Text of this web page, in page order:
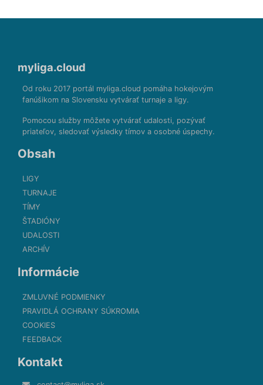
myliga.cloud
Od roku 2017 portál myliga.cloud pomáha hokejovým
fanúšikom na Slovensku vytvárať turnaje a ligy.
Pomocou služby môžete vytvárať udalosti, pozývať
priateľov, sledovať výsledky tímov a osobné úspechy.
Obsah
LIGY
TURNAJE
TÍMY
ŠTADIÓNY
UDALOSTI
ARCHÍV
Informácie
ZMLUVNÉ PODMIENKY
PRAVIDLÁ OCHRANY SÚKROMIA
COOKIES
FEEDBACK
Kontakt